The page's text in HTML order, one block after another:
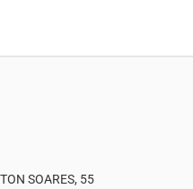
SOARES, 55